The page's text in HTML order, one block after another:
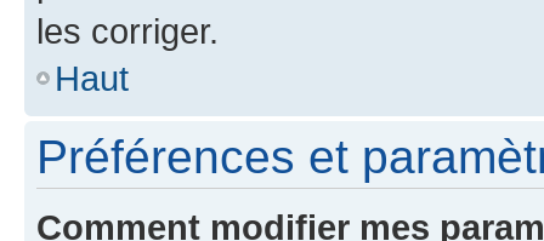
les corriger.
Haut
Préférences et
Comment modifier mes